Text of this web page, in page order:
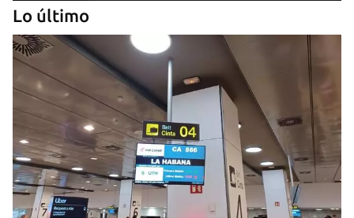
FOTO DEL DÍA
Lluvia para beber, agua contaminada para el día a
día
Lo último